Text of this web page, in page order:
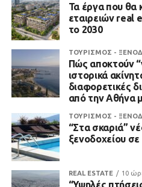
Τα έργα που θα
εταιρειών real
το 2030
ΤΟΥΡΙΣΜΟΣ -
Πώς αποκτούν
ιστορικά
διαφορετικές
από την Αθήνα
ΤΟΥΡΙΣΜΟΣ -
“Στα σκαριά”
ξενοδοχείου
REAL ESTATE 10
“Υψηλές